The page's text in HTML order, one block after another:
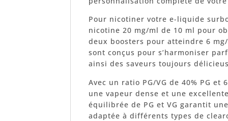
Pour nicotiner votre e-liquide
nicotine 20 mg/ml de 10 ml pour
deux boosters pour atteindre 6
sont conçus pour s’harmoniser
ainsi des saveurs toujours
Avec un ratio PG/VG de 40% PG
une vapeur dense et une
équilibrée de PG et VG garantit
adaptée à différents types de